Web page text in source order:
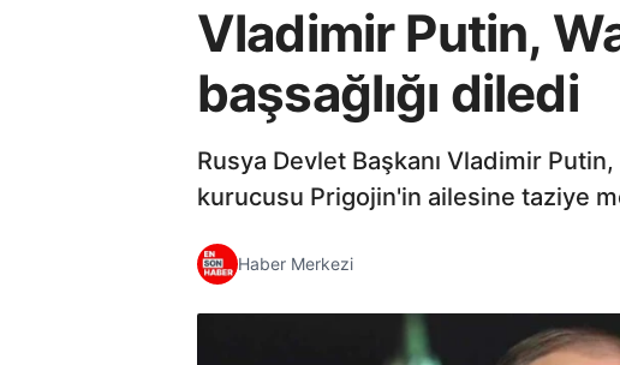
Vladimir Putin,
başsağlığı diledi
Rusya Devlet Başkanı Vladimir
kurucusu Prigojin'in ailesine taziye
Haber Merkezi